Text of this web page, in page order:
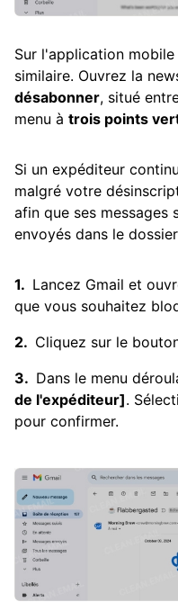
Sur l'application
similaire. Ouvrez la
désabonner, situé
menu à trois points
Si un expéditeur
malgré votre
afin que ses messages
envoyés dans le
Lancez Gmail et
que vous souhaitez
Cliquez sur le
Dans le menu
de l'expéditeur].
pour confirmer.